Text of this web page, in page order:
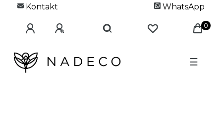
Kontakt WhatsApp
0
☰